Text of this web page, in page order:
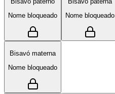
Nome bloqueado
Nome bloqueado
Bisavó materna
Nome bloqueado